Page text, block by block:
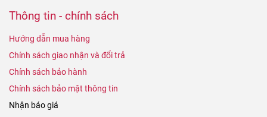
Thông tin - chính sách
Hướng dẫn mua hàng
Chính sách giao nhận và đổi trả
Chính sách bảo hành
Chính sách bảo mật thông tin
Nhận báo giá